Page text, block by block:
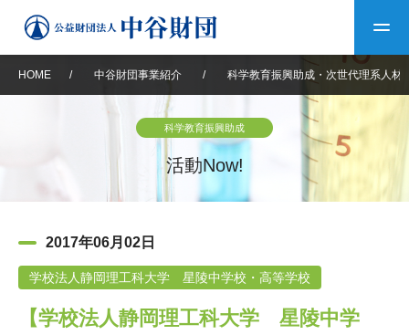
中谷財団について
設立趣意書 財団概要
沿革 40年史デジタルブック
中谷財団事業紹介 中谷賞
神戸賞 長期大型研究助成
中谷財団動画紹介
その他情報
HOME / 中谷財団事業紹介 / 科学教育振興助成・次世代理系人材
科学教育振興助成
活動Now!
2017年06月02日
学校法人静岡理工科大学 星陵中学校・高等学校
【学校法人静岡理工科大学 星陵中学